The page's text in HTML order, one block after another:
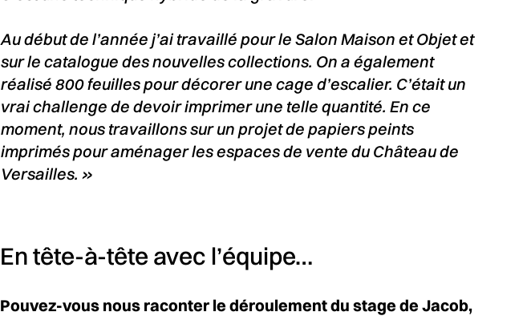
Au début de l’année j’ai travaillé pour le Salon Maison et Objet et
sur le catalogue des nouvelles collections. On a également
réalisé 800 feuilles pour décorer une cage d’escalier. C’était un
vrai challenge de devoir imprimer une telle quantité. En ce
moment, nous travaillons sur un projet de papiers peints
imprimés pour aménager les espaces de vente du Château de
Versailles. »
En tête-à-tête avec l’équipe…
Pouvez-vous nous raconter le déroulement du stage de Jacob,